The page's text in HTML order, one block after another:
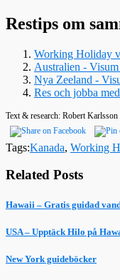
Restips om
Working Holiday
Australien -
Nya Zeeland -
Res och jobba
Text & research: Robert Karlsson
Tags:Kanada, Working
Related Posts
Hawaii – Gratis guidad
USA – Upptäck Hilo på
New York guideböcker